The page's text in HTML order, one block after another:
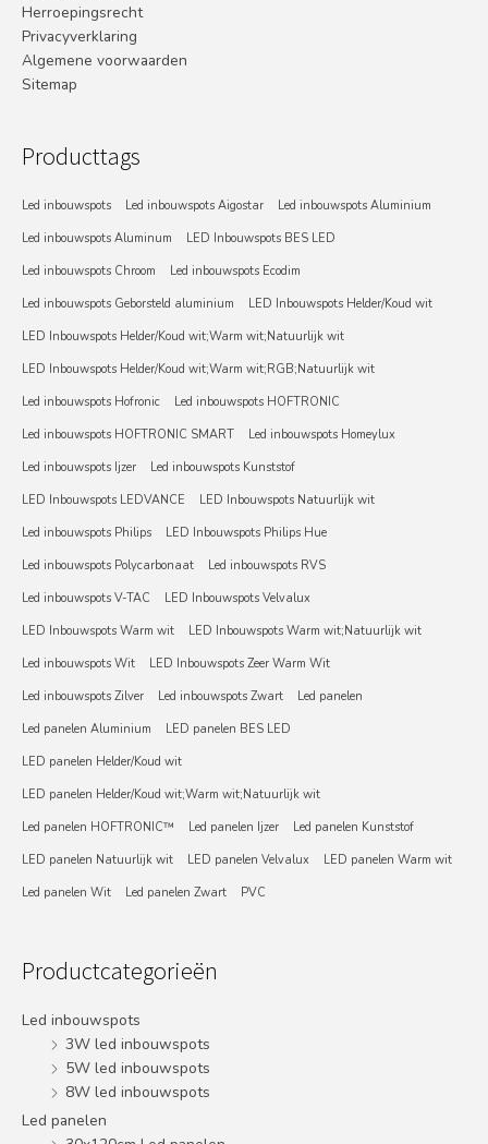
Herroepingsrecht
Privacyverklaring
Algemene voorwaarden
Sitemap
Producttags
Led inbouwspots Led inbouwspots Aigostar
Led inbouwspots Aluminium
Led inbouwspots Aluminum
LED Inbouwspots BES LED
Led inbouwspots Chroom
Led inbouwspots Ecodim
Led inbouwspots Geborsteld aluminium
LED Inbouwspots Helder/Koud wit
LED Inbouwspots Helder/Koud wit;Warm wit;Natuurlijk wit
LED Inbouwspots Helder/Koud wit;Warm wit;RGB;Natuurlijk wit
Led inbouwspots Hofronic
Led inbouwspots HOFTRONIC
Led inbouwspots HOFTRONIC SMART
Led inbouwspots Homeylux
Led inbouwspots Ijzer
Led inbouwspots Kunststof
LED Inbouwspots LEDVANCE
LED Inbouwspots Natuurlijk wit
Led inbouwspots Philips
LED Inbouwspots Philips Hue
Led inbouwspots Polycarbonaat
Led inbouwspots RVS
Led inbouwspots V-TAC
LED Inbouwspots Velvalux
LED Inbouwspots Warm wit
LED Inbouwspots Warm wit;Natuurlijk wit
Led inbouwspots Wit
LED Inbouwspots Zeer Warm Wit
Led inbouwspots Zilver
Led inbouwspots Zwart
Led panelen
Led panelen Aluminium
LED panelen BES LED
LED panelen Helder/Koud wit
LED panelen Helder/Koud wit;Warm wit;Natuurlijk wit
Led panelen HOFTRONIC™
Led panelen Ijzer
Led panelen Kunststof
LED panelen Natuurlijk wit
LED panelen Velvalux
LED panelen Warm wit
Led panelen Wit
Led panelen Zwart PVC
Productcategorieën
Led inbouwspots
3W led inbouwspots
5W led inbouwspots
8W led inbouwspots
Led panelen